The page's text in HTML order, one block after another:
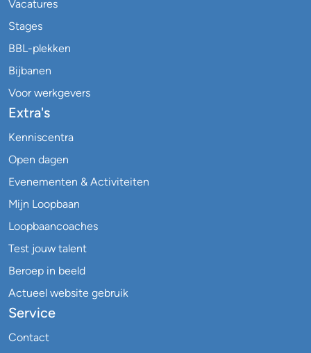
Vacatures
Stages
BBL-plekken
Bijbanen
Voor werkgevers
Extra's
Kenniscentra
Open dagen
Evenementen & Activiteiten
Mijn Loopbaan
Loopbaancoaches
Test jouw talent
Beroep in beeld
Actueel website gebruik
Service
Contact